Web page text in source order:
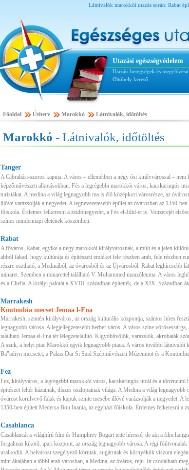
Látnivalók marokkói utazás során: Rabat
Utazási egészségvédelem
Utazási betegségek és
Oltóhely kereső
Főoldal Útiterv Marokkó Látnivalók, időtöltés
Marokkó - Látnivalók, időtöltés
Tanger
A Gibraltári-szoros kapuja. A város – ellentétben a négy ősi királyvárossal – nem
képzőművészeti alkotásokban. Fés a legrégebbi marokkói város, kacskaringós
turistákat. A medina a világ legnagyobb ma is élő középkori városrésze, az
illővé varázsolják a negyedet. A legnevezetesebb épület az óvárosban az 1350-
főiskola. Érdemes felkeresni a zsidónegyedet, a Fés el-Jdid-et is. Vonzerejét
színes mindennapi életének köszönheti.
Rabat
A főváros, Rabat, egyike a négy marokkói királyvárosnak, a múlt és a jelen
abból fakad, hogy kultúrája és építészeti emlékei fele részben arab, fele részben
részre osztható, a Medinából, az óvárosból és az Újvárosból. Rabat leghíresebb
minaret. Szemben a minarettel található V. Mohammed mauzóleuma. A város
és a Chella. A királyi palotát a XVIII. században építették, de a XIX. Században
Marrakesh
Koutoubia mecset Jemaa l-Fna
Marrakesh, szintén királyváros, az ország kulturális központja, számos híres
legnagyobb városa. A legjellegzetesebb berber város. A város színe
található Jemaa el-Fna tér lélegzetelállító. Kígyóbűvölők, varázslók, akrobaták
A szuk, a helyi piac Marokkó egyik legnagyobb piaca. A város további látnivalói
Ba"adiyn mecsetet, a Palais Dar Si Said Szépművészeti Múzeumot és a
Fez
Fez, királyváros, a legrégebbi marokkói város, kacskaringós utcái és a történelmi
építészet fehér házainak, díszes oszlopainak világa. A Medina a világ legnagyobb
óvárost körülvevő falak és kapuk szinte mesébe illővé varázsolják a negyedet. A
1350-ben épített Medersa Bou Inania, az egyházi főiskola. Érdemes felkeresni a
Casablanca
Casablancát a világhírű film és Humphrey Bogart tette híressé, de aki a film
forgalmas kikötő, ipari központ, az ország legnagyobb városa. A régi főútvonalak
uralkodik. A belvárost szegélyező körutak, sugárutak és környékük viszont
mint általában a többi arab városban, a Medina, az óváros, rejti. Itt csodálható